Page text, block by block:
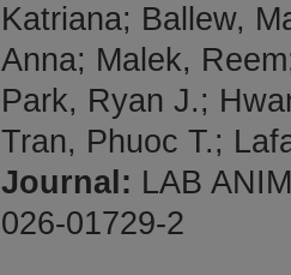
Katriana; Ballew,
Anna; Malek,
Park, Ryan J.;
Tran, Phuoc T.;
Journal: LAB
026-01729-2